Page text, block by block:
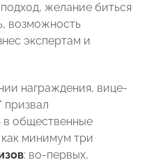
желание биться
возможность
экспертам и
награждения, вице-
в общественные
как минимум три
: во-первых,